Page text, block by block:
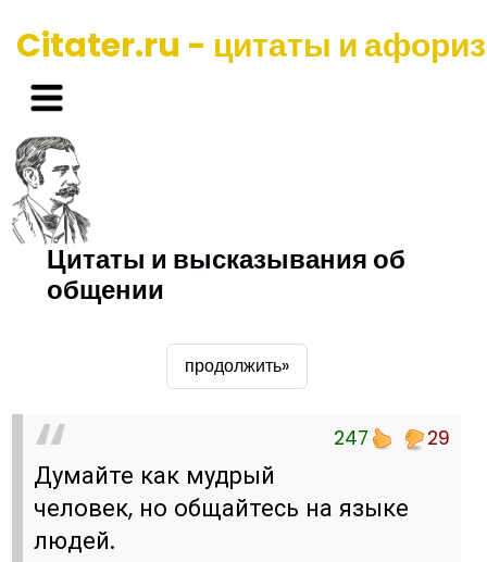
Citater.ru - цитаты и
Цитаты и высказывания об
общении
продолжить»
247 29
Думайте как мудрый
человек, но общайтесь на языке
людей.